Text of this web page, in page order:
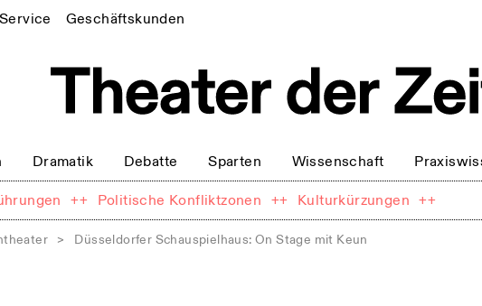
Service Geschäftskunden
Dramatik Debatte Sparten Wissenschaft
++ Politische Konfliktzonen ++ Kulturkürzungen ++
> Düsseldorfer Schauspielhaus: On Stage mit Keun